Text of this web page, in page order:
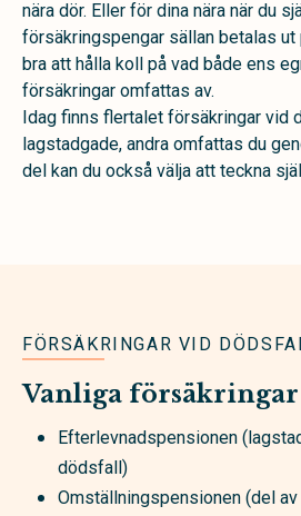
nära dör. Eller för dina nära när du
försäkringspengar sällan betalas ut
bra att hålla koll på vad både ens
försäkringar omfattas av.
Idag finns flertalet försäkringar vid
lagstadgade, andra omfattas du
del kan du också välja att teckna
FÖRSÄKRINGAR VID
Vanliga
Efterlevnadspensionen
dödsfall)
Omställningspensionen (del av